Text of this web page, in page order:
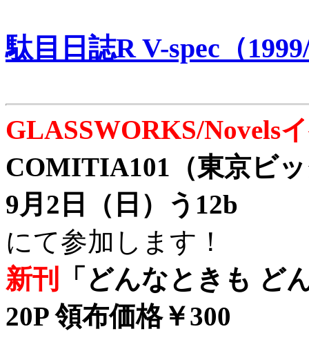
駄目日誌R V-spec（
GLASSWORKS/Novels
COMITIA101（東京ビ
9月2日（日）う12b
にて参加します！
新刊
「どんなときも ど
20P 領布価格￥300